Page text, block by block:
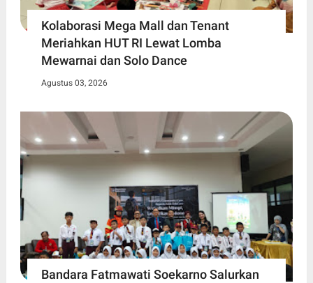
Kolaborasi Mega Mall dan Tenant
Meriahkan HUT RI Lewat Lomba
Mewarnai dan Solo Dance
Agustus 03, 2026
Bandara Fatmawati Soekarno Salurkan